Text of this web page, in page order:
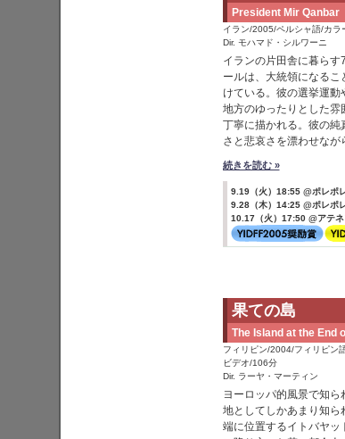
President Mir Qanbar
イラン/2005/ペルシャ語/カラ
Dir. モハマド・シルワーニ
イランの片田舎に暮ら
ールは、大統領になるこ
けている。彼の選挙運動
地方のゆったりとした雰
丁寧に描かれる。彼の純
さと悲哀さを漂わせなが
続きを読む »
9.19（火）18:55 @ポレポ
9.28（木）14:25 @ポレポ
10.17（火）17:50 @アテ
果ての島
The Island at the End
フィリピン/2004/フィリピン
ビデオ/106分
Dir. ラーヤ・マーティン
ヨーロッパ的風景で知ら
地としてしかあまり知ら
端に位置するイトバヤッ